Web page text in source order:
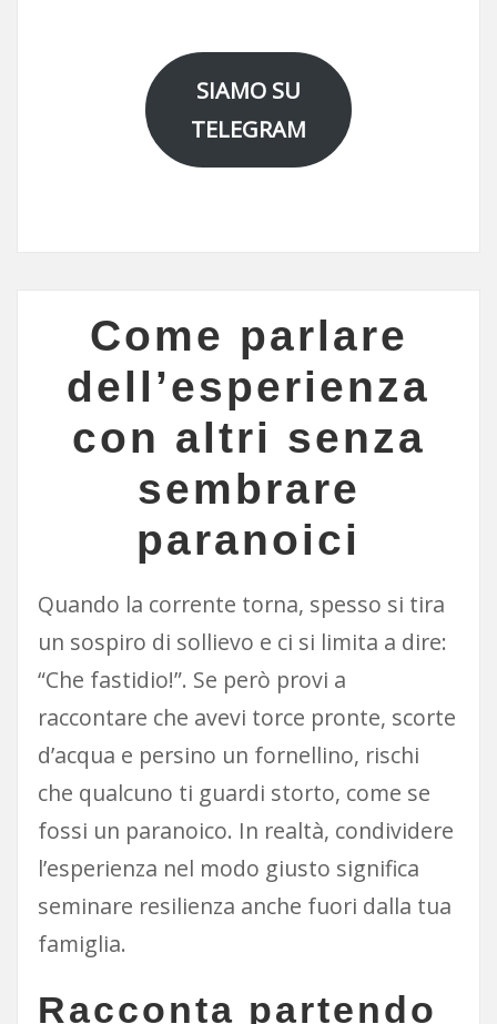
SIAMO SU
TELEGRAM
Come parlare
dell’esperienza
con altri senza
sembrare
paranoici
Quando la corrente torna, spesso si tira
un sospiro di sollievo e ci si limita a dire:
“Che fastidio!”. Se però provi a
raccontare che avevi torce pronte, scorte
d’acqua e persino un fornellino, rischi
che qualcuno ti guardi storto, come se
fossi un paranoico. In realtà, condividere
l’esperienza nel modo giusto significa
seminare resilienza anche fuori dalla tua
famiglia.
Racconta partendo